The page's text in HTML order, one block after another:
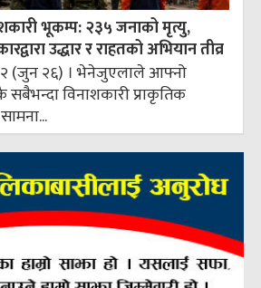
भूकम्प: २३५ जनाको मृत्यु,
उद्धार र राहतको अभियान तीव्र
(जुन २६) । भेनेजुएलाले आफ्नो
विनाशकारी प्राकृतिक